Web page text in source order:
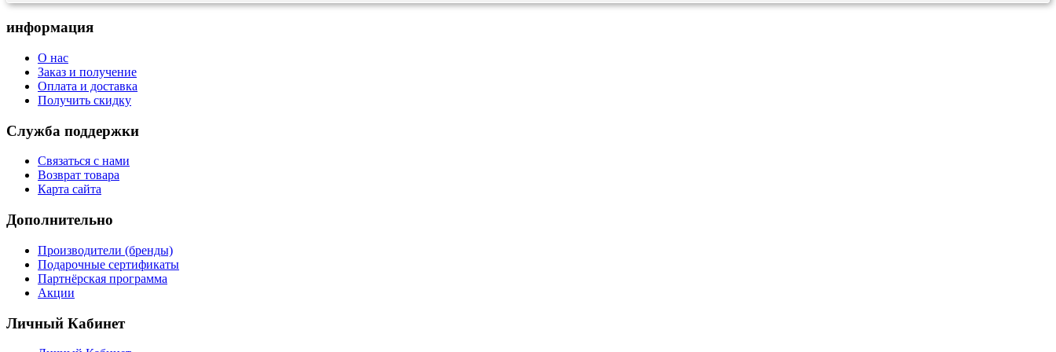
информация
О нас
Заказ и получение
Оплата и доставка
Получить скидку
Служба поддержки
Связаться с нами
Возврат товара
Карта сайта
Дополнительно
Производители (бренды)
Подарочные сертификаты
Партнёрская программа
Акции
Личный Кабинет